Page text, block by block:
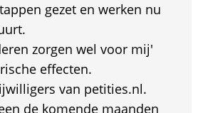
gezet en werken nu
zorgen wel voor mij'
effecten.
van petities.nl.
de komende maanden